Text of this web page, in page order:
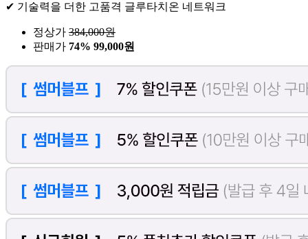
✔ 기술력을 더한 고품격 글루타치온 네트워크
정상가 384,000원
판매가 74% 99,000원